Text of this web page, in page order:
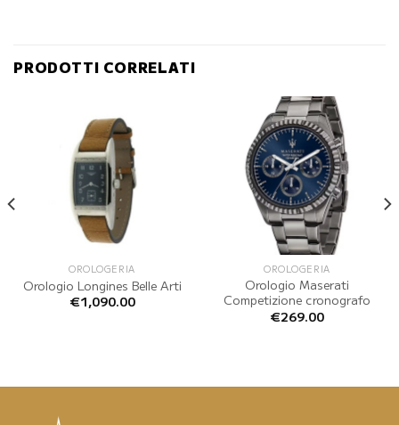
PRODOTTI CORRELATI
OROLOGERIA
Orologio Longines Belle Arti
€1,090.00
OROLOGERIA
Orologio Maserati
Competizione cronografo
€269.00